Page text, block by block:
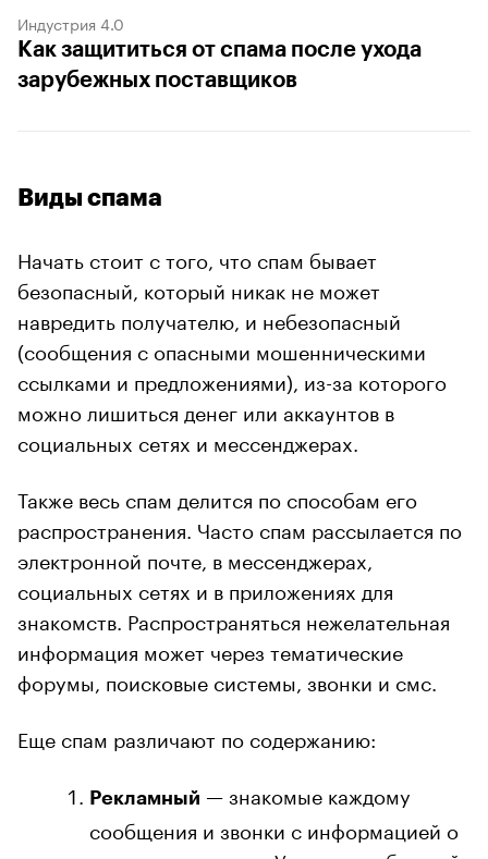
Индустрия 4.0
Как защититься от спама после ухода
зарубежных поставщиков
Виды спама
Начать стоит с того, что спам бывает
безопасный, который никак не может
навредить получателю, и небезопасный
(сообщения с опасными мошенническими
ссылками и предложениями), из-за которого
можно лишиться денег или аккаунтов в
социальных сетях и мессенджерах.
Также весь спам делится по способам его
распространения. Часто спам рассылается по
электронной почте, в мессенджерах,
социальных сетях и в приложениях для
знакомств. Распространяться нежелательная
информация может через тематические
форумы, поисковые системы, звонки и смс.
Еще спам различают по содержанию:
Рекламный — знакомые каждому
сообщения и звонки с информацией о